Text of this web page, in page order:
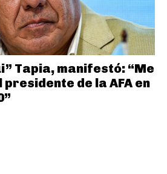
Tapia, manifestó: “Me
de la AFA en